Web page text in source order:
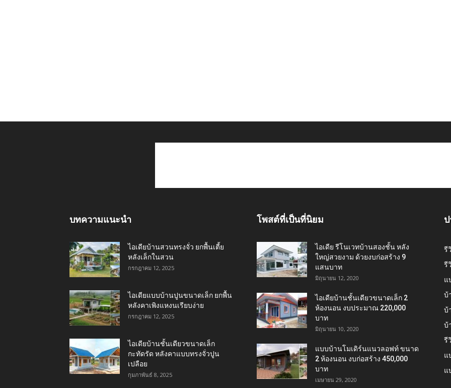
บทความแนะนำ
ไอเดียบ้านสวนทรงจั่ว ยกพื้นเตี้ย
หลังเล็กในสวน
กรกฎาคม 12, 2025
ไอเดียแบบบ้านปูนขนาดเล็ก ยกพื้น
หลังคาเพิงแหงนเรียบง่าย
กรกฎาคม 12, 2025
ไอเดียบ้านชั้นเดียวขนาดเล็ก
กะทัดรัด หลังคาแบบทรงจั่วปูน
เปลือย
กุมภาพันธ์ 8, 2025
โพสต์ที่เป็นที่นิยม
ไอเดีย รีโนเวทบ้านสองชั้น หลัง
ใหญ่สวยงาม ด้วยงบก่อสร้าง 9
แสนบาท
มิถุนายน 12, 2020
ไอเดียบ้านชั้นเดียวขนาดเล็ก 2
ห้องนอน งบประมาณ 220,000
บาท
มิถุนายน 10, 2020
แบบบ้านโมเดิร์นแนวลอฟท์ ขนาด
2 ห้องนอน งบก่อสร้าง 450,000
บาท
เมษายน 29, 2020
รี
รี
แ
บ้
บ้
บ้
รี
แ
แ